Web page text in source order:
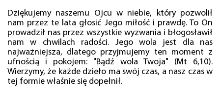
Dziękujemy naszemu Ojcu w niebie, który pozwolił
nam przez te lata głosić Jego miłość i prawdę. To On
prowadził nas przez wszystkie wyzwania i błogosławił
nam w chwilach radości. Jego wola jest dla nas
najważniejsza, dlatego przyjmujemy ten moment z
ufnością i pokojem: "Bądź wola Twoja" (Mt 6,10).
Wierzymy, że każde dzieło ma swój czas, a nasz czas w
tej formie właśnie się dopełnił.